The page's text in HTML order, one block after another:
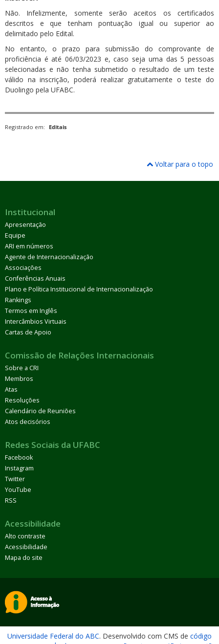
Não. Infelizmente, somente serão aceitos os certificados
descritos e que tenham pontuação igual ou superior ao
delimitado pelo Edital.
No entanto, o prazo para submissão do comprovante de
proficiência é até 06/03/2023 e, caso seja uma das 5 pessoas
selecionadas e não tenha submetido o resultado de um teste
válido na inscrição, poderá realizar gratuitamente o teste do
Duolingo pela UFABC.
Registrado em: Editais
Voltar para o topo
Institucional
Apresentação
Equipe
ARI em números
Agente de Internacionalização
Associações
Conferências Anuais
Plano e Política Institucional de Internacionalização
Rankings
Termos em Inglês
Intercâmbios Virtuais
Cartas de Apoio
Comissão de Relações Internacionais
Sobre a CRI
Membros
Atas
Resoluções
Calendário de Reuniões
Atos decisórios
Redes Sociais da UFABC
Facebook
Instagram
Twitter
YouTube
RSS
Acessibilidade
Alto contraste
Acessibilidade
Mapa do site
Universidade Federal do ABC. Desenvolvido com CMS de código